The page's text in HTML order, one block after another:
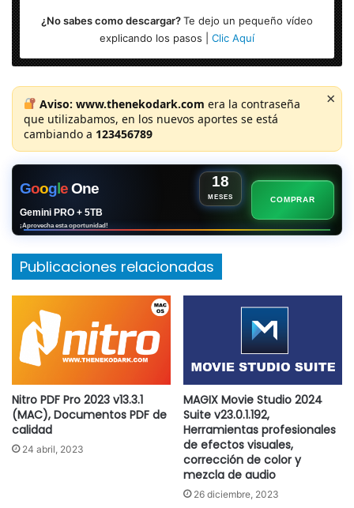
¿No sabes como descargar?Te dejo un pequeño vídeo
explicando los pasos | Clic Aquí
Aviso: www.thenekodark.com era la contraseña
que utilizabamos, en los nuevos aportes se está
cambiando a 123456789
×
GoogeOne 18
MESES
Gemini PRO + 5TB
¡Aprovecha esta oportunidad!
COMPRAR
Publicaciones relacionadas
Nitro PDF Pro 2023 v13.3.1
(MAC), Documentos PDF de
calidad
24 abril, 2023
MAGIX Movie Studio 2024
Suite v23.0.1.192,
Herramientas profesionales
de efectos visuales,
corrección de color y
mezcla de audio
26 diciembre, 2023